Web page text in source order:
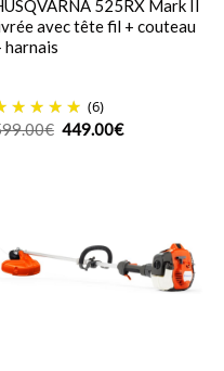
525RX Mark II
avec tête fil + couteau
harnais
(6)
€ Le
prix
449.00€Le
prix